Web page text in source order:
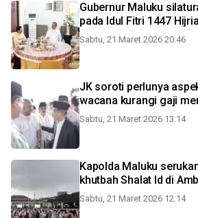
Gubernur Maluku
pada Idul Fitri 1447
Sabtu, 21 Maret 2026 20:46
JK soroti perlunya
wacana kurangi gaji
Sabtu, 21 Maret 2026 13:14
Kapolda Maluku
khutbah Shalat Id di
Sabtu, 21 Maret 2026 12:14